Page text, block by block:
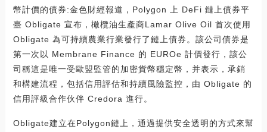
幣計價的債券:金色財經報道，Polygon 上 DeFi 鏈上債券平
臺 Obligate 宣布，橄欖油生產商Lamar Olive Oil 首次使用
Obligate 為可持續農業行業發行了鏈上債券。該公司債券是
第一次以 Membrane Finance 的 EUROe 計價發行，該公
司稱這是唯一受歐盟監管的加密貨幣穩定幣，并表示，承銷
和構建流程，包括信用評估和持續風險監控，由 Obligate 的
信用評級合作伙伴 Credora 進行。
Obligate建立在Polygon鏈上，通過提供安全透明的方式來幫